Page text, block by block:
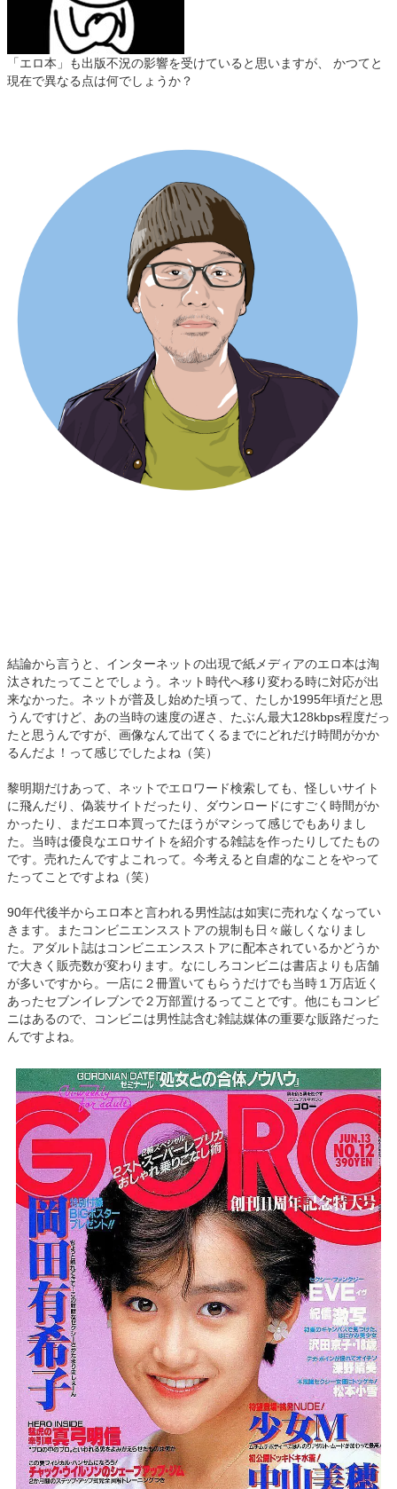
「エロ本」も出版不況の影響を受けていると思いますが、 かつてと
現在で異なる点は何でしょうか？
結論から言うと、インターネットの出現で紙メディアのエロ本は淘
汰されたってことでしょう。ネット時代へ移り変わる時に対応が出
来なかった。ネットが普及し始めた頃って、たしか1995年頃だと思
うんですけど、あの当時の速度の遅さ、たぶん最大128kbps程度だっ
たと思うんですが、画像なんて出てくるまでにどれだけ時間がかか
るんだよ！って感じでしたよね（笑）
黎明期だけあって、ネットでエロワード検索しても、怪しいサイト
に飛んだり、偽装サイトだったり、ダウンロードにすごく時間がか
かったり、まだエロ本買ってたほうがマシって感じでもありまし
た。当時は優良なエロサイトを紹介する雑誌を作ったりしてたもの
です。売れたんですよこれって。今考えると自虐的なことをやって
たってことですよね（笑）
90年代後半からエロ本と言われる男性誌は如実に売れなくなってい
きます。またコンビニエンスストアの規制も日々厳しくなりまし
た。アダルト誌はコンビニエンスストアに配本されているかどうか
で大きく販売数が変わります。なにしろコンビニは書店よりも店舗
が多いですから。一店に２冊置いてもらうだけでも当時１万店近く
あったセブンイレブンで２万部置けるってことです。他にもコンビ
ニはあるので、コンビニは男性誌含む雑誌媒体の重要な販路だった
んですよね。